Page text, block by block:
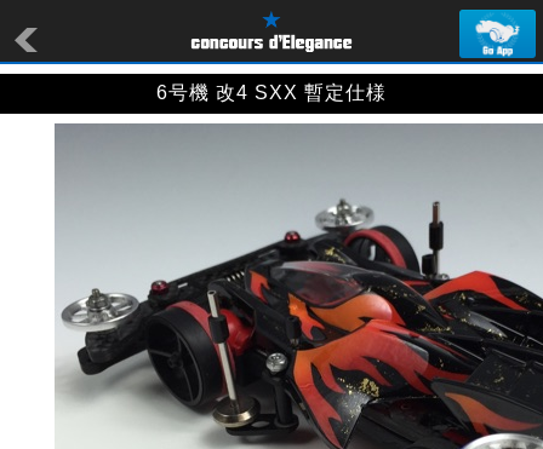
6号機 改4 SXX 暫定仕様